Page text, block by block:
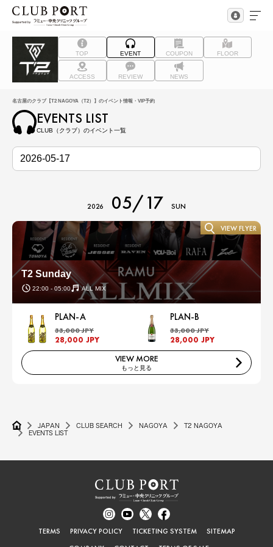
TOP EVENT COUPON FLOOR
ACCESS REVIEW NEWS
名古屋のクラブ【T2 NAGOYA（T2）】のイベント情報・VIP予約
EVENTS LIST
CLUB（クラブ）のイベント一覧
2026 05/17 SUN
T2 Sunday
22:00 - 05:00 ALL MIX
VIEW FLYER
PLAN-A
33,000 JPY
28,000 JPY
PLAN-B
33,000 JPY
28,000 JPY
VIEW MORE
もっと見る
JAPAN CLUB SEARCH NAGOYA
T2 NAGOYA
EVENTS LIST
TERMS PRIVACY POLICY TICKETING SYSTEM
SITEMAP